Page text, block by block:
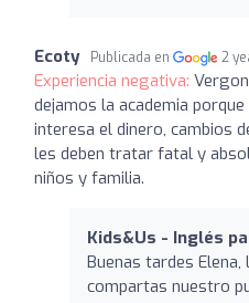
Ecoty Publicada en 2
Experiencia negativa:
dejamos la academia
interesa el dinero, cambios
les deben tratar fatal y
niños y familia.
Kids&Us - Inglés
Buenas tardes
compartas nuestro